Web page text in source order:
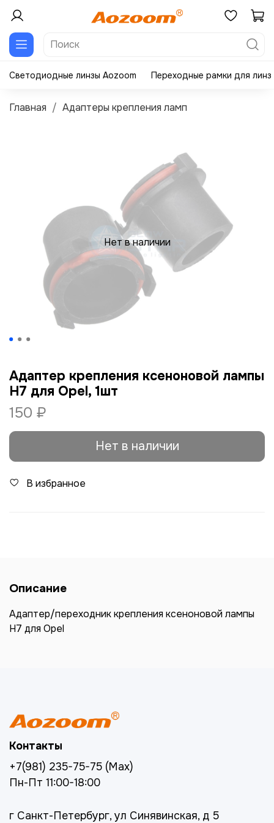
Светодиодные линзы Aozoom Переходные рамки для линз
Главная Адаптеры крепления ламп
Нет в наличии
Адаптер крепления ксеноновой лампы
H7 для Opel, 1шт
150 ₽
Нет в наличии
В избранное
Описание
Адаптер/переходник крепления ксеноновой лампы
H7 для Opel
Контакты
+7(981) 235-75-75 (Max)
Пн-Пт 11:00-18:00
г Санкт-Петербург, ул Синявинская, д 5